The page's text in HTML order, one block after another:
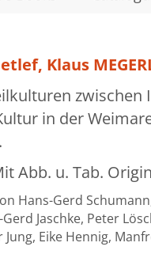
Klaus
in der
Abb. u. Tab.
Hans-Gerd
Jaschke, Peter
Jung, Eike Hennig,